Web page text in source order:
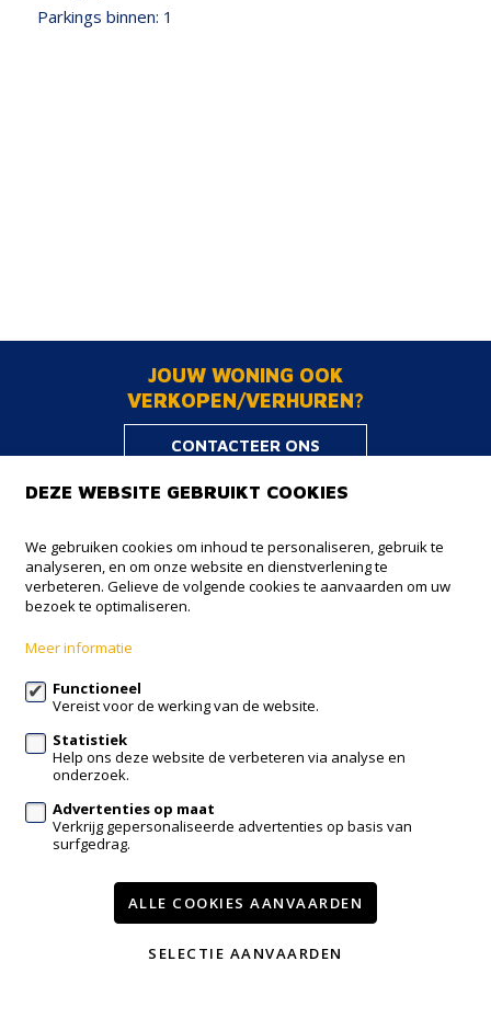
Parkings binnen: 1
JOUW WONING OOK
VERKOPEN/VERHUREN?
CONTACTEER ONS
NOBIS+
Onze Lieve Vrouwstraat 18
3050 Oud-Heverlee
info@nobisplus.be
Volg ons op:
Te koop Nieuwbouw
Nieuws
DEZE WEBSITE GEBRUIKT COOKIES
We gebruiken cookies om inhoud te personaliseren, gebruik te
analyseren, en om onze website en dienstverlening te
verbeteren. Gelieve de volgende cookies te aanvaarden om uw
bezoek te optimaliseren.
Meer informatie
Functioneel
Vereist voor de werking van de website.
Statistiek
Help ons deze website de verbeteren via analyse en
onderzoek.
Advertenties op maat
Verkrijg gepersonaliseerde advertenties op basis van
surfgedrag.
ALLE COOKIES AANVAARDEN
SELECTIE AANVAARDEN